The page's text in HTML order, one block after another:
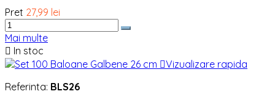
Pret 27,99 lei
Mai multe
 In stoc
Vizualizare rapida
Referinta: BLS26